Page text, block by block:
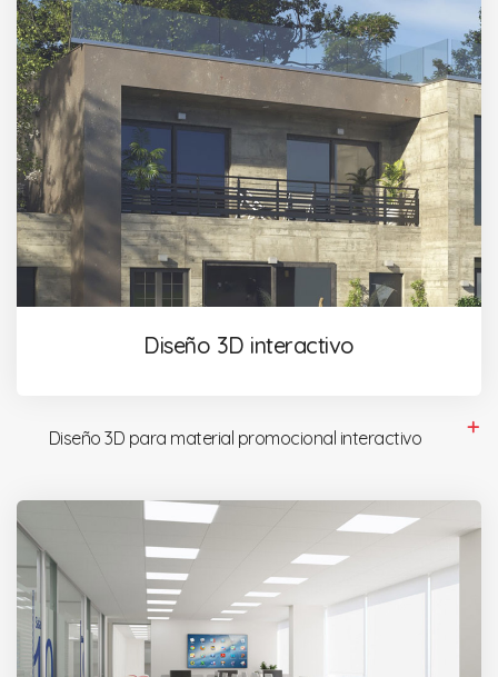
Diseño 3D interactivo
Diseño 3D para material promocional interactivo